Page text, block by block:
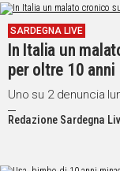
SARDEGNA LIVE
In Italia un
per oltre 10 anni
Uno su 2 denuncia
Redazione Sardegna